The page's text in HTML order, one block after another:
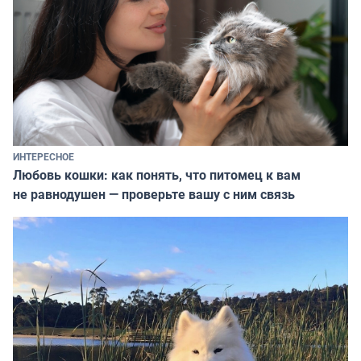
ИНТЕРЕСНОЕ
Любовь кошки: как понять, что питомец к вам
не равнодушен — проверьте вашу с ним связь